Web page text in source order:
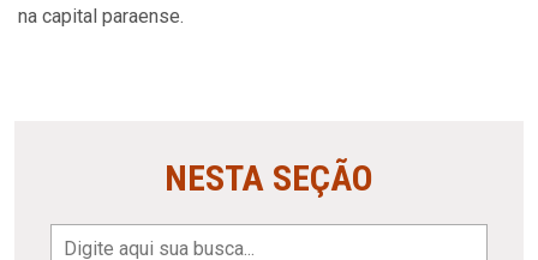
na capital paraense.
NESTA SEÇÃO